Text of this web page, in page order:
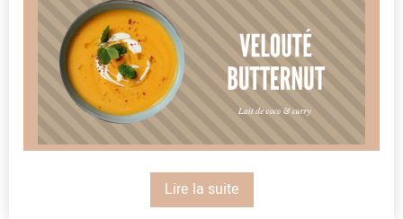
Lire la suite